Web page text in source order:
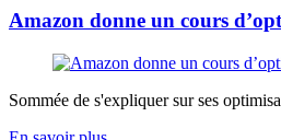
Amazon donne un cours
Sommée de s'expliquer sur ses